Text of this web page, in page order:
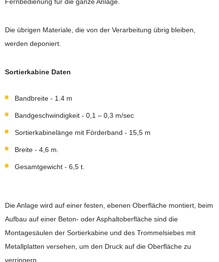
Die übrigen Materiale, die von der Verarbeitung übrig bleiben,
werden deponiert.
Sortierkabine Daten
Bandbreite - 1.4 m
Bandgeschwindigkeit - 0,1 – 0,3 m/sec
Sortierkabinelänge mit Förderband - 15,5 m
Breite - 4,6 m.
Gesamtgewicht - 6,5 t.
Die Anlage wird auf einer festen, ebenen Oberfläche montiert, beim
Aufbau auf einer Beton- oder Asphaltoberfläche sind die
Montagesäulen der Sortierkabine und des Trommelsiebes mit
Metallplatten versehen, um den Druck auf die Oberfläche zu
verringern.